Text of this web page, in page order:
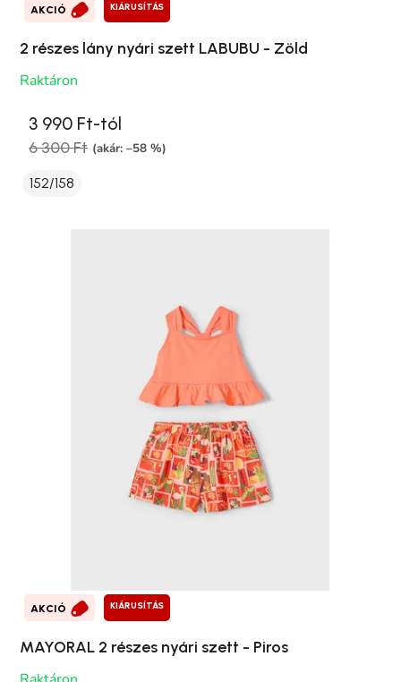
AKCIÓ KIÁRUSÍTÁS
2 részes lány nyári szett LABUBU - Zöld
Raktáron
3 990 Ft-tól
6 300 Ft (akár: –58 %)
152/158
AKCIÓ KIÁRUSÍTÁS
MAYORAL 2 részes nyári szett - Piros